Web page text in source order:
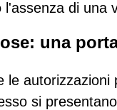
l'assenza di una
una
le
si